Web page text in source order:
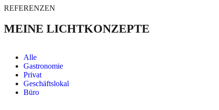
REFERENZEN
MEINE LICHTKONZEPTE
Alle
Gastronomie
Privat
Geschäftslokal
Büro